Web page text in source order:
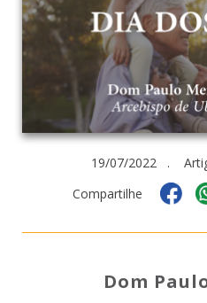
19/07/2022 .
Compartilhe
Dom